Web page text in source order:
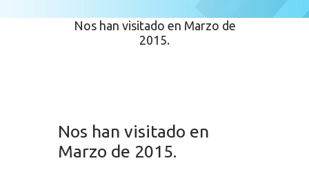
Nos han visitado en Marzo de
2015.
Nos han visitado en
Marzo de 2015.